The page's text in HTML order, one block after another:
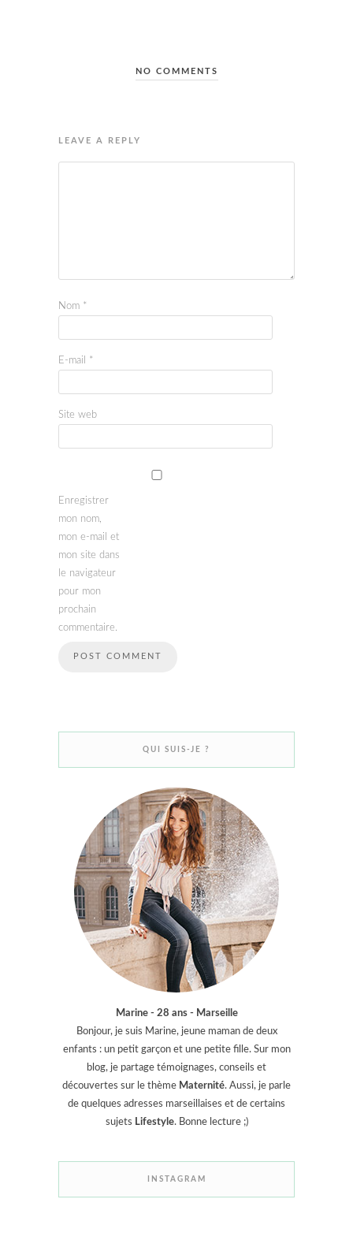
NO COMMENTS
LEAVE A REPLY
Nom *
E-mail *
Site web
Enregistrer
mon nom,
mon e-mail et
mon site dans
le navigateur
pour mon
prochain
commentaire.
QUI SUIS-JE ?
Marine - 28 ans - Marseille
Bonjour, je suis Marine, jeune maman de deux
enfants : un petit garçon et une petite fille. Sur mon
blog, je partage témoignages, conseils et
découvertes sur le thème Maternité. Aussi, je parle
de quelques adresses marseillaises et de certains
sujets Lifestyle. Bonne lecture ;)
INSTAGRAM